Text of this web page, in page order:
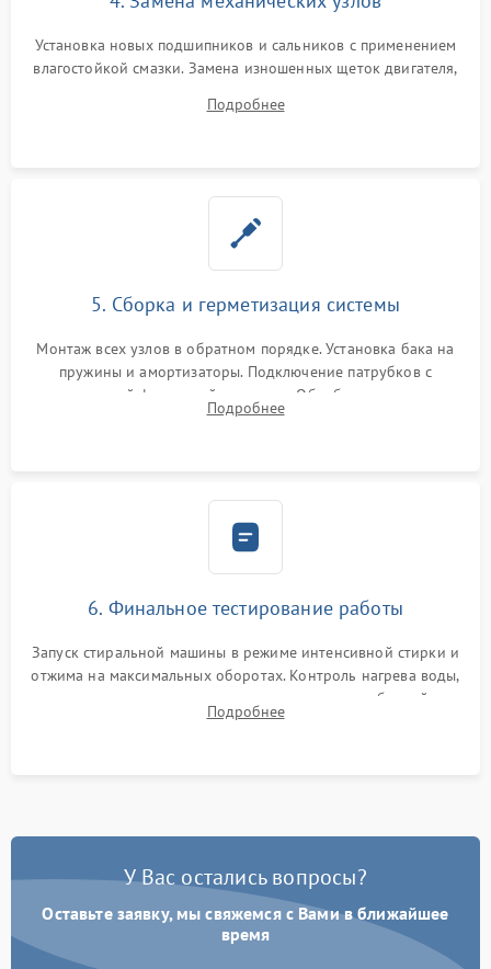
Установка новых подшипников и сальников с применением
влагостойкой смазки. Замена изношенных щеток двигателя,
или поврежденной резиновой манжеты.
Подробнее
5. Сборка и герметизация системы
Монтаж всех узлов в обратном порядке. Установка бака на
пружины и амортизаторы. Подключение патрубков с
надежной фиксацией хомутами. Обработка стыков
герметиком для предотвращения возможных протечек воды.
Подробнее
6. Финальное тестирование работы
Запуск стиральной машины в режиме интенсивной стирки и
отжима на максимальных оборотах. Контроль нагрева воды,
корректности слива, отсутствия излишних вибраций,
посторонних стуков и протечек под корпусом.
Подробнее
У Вас остались вопросы?
Оставьте заявку, мы свяжемся с Вами в ближайшее
время